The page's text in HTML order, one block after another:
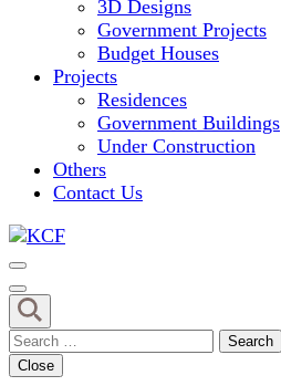
3D Designs
Government Projects
Budget Houses
Projects
Residences
Government Buildings
Under Construction
Others
Contact Us
KCF
Search
for:
Close